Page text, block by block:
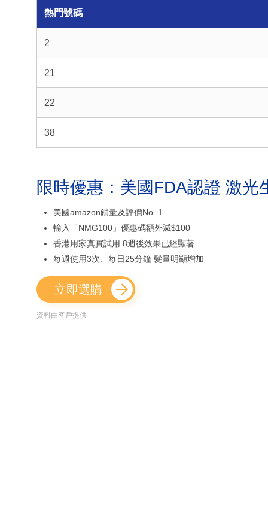
熱門號碼
2
21
22
38
限時優惠：美國FDA認證 激光
美國amazon鎖量及評價No. 1
輸入「NMG100」優惠碼額外減$100
香港用家真實試用 8週後效果已經顯著
每週使用3次、每日25分鐘 髮量明顯增加
立即選購
資料由客戶提供